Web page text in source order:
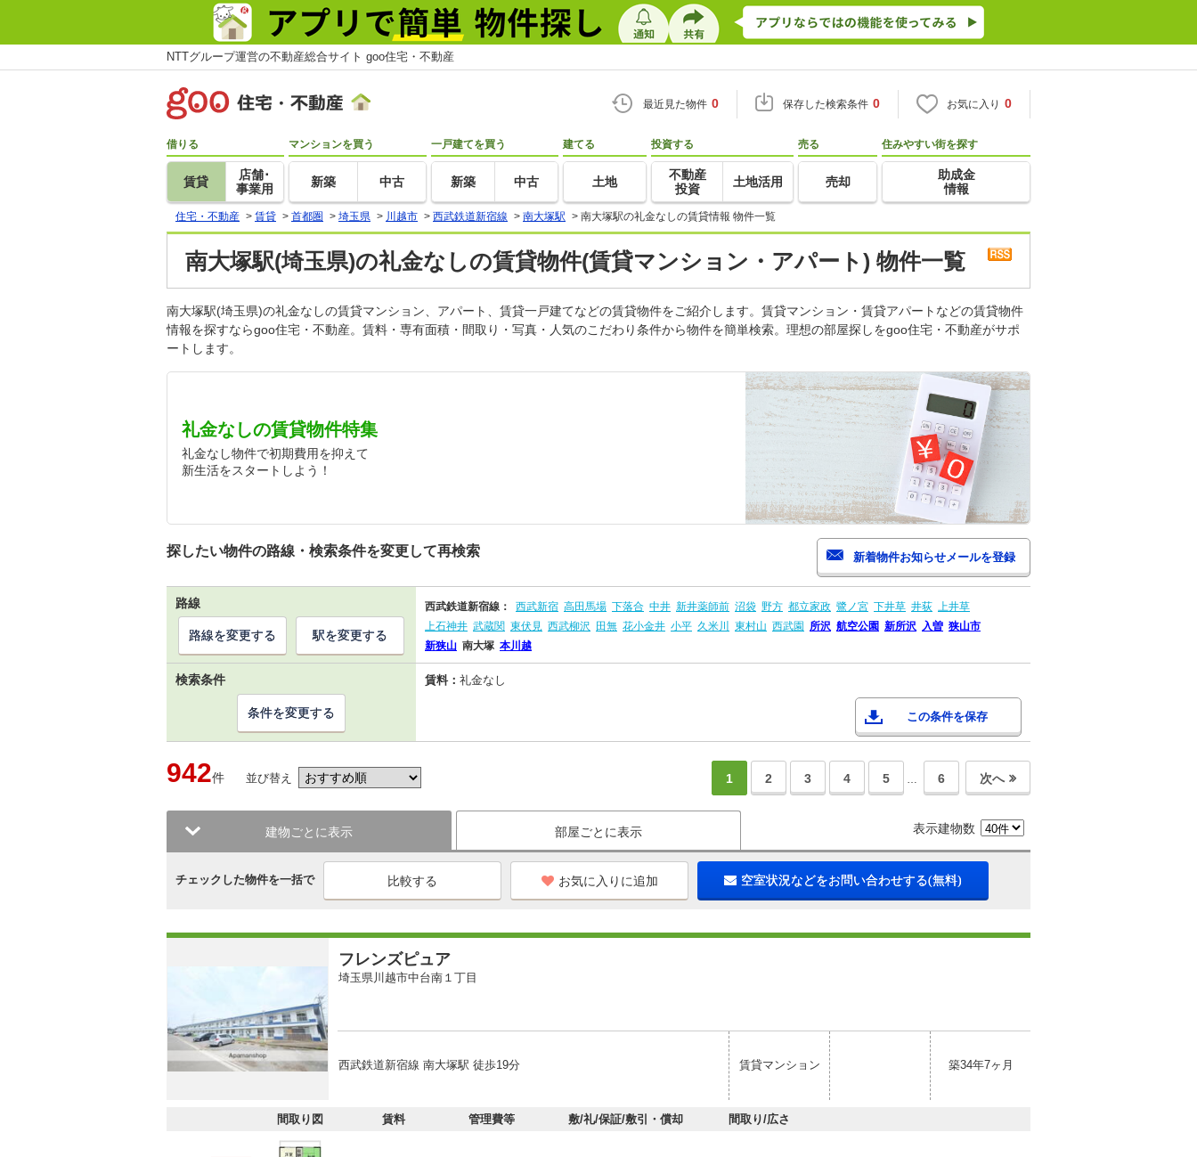
NTTグループ運営の不動産総合サイト goo住宅・不動産
最近見た物件 0 保存した検索条件 0 お気に入り 0
借りる
賃貸
店舗･
事業用
マンションを買う
新築 中古
一戸建てを買う
新築 中古
建てる
土地
投資する
不動産
投資
土地活用
売る
売却
住みやすい街を探す
助成金
情報
住宅・不動産 > 賃貸 > 首都圏 > 埼玉県 > 川越市 > 西武鉄道新宿線 > 南大塚駅 > 南大塚駅の礼金なしの賃貸情報 物件一覧
南大塚駅(埼玉県)の礼金なしの賃貸物件(賃貸マンション・アパート) 物件一覧
南大塚駅(埼玉県)の礼金なしの賃貸マンション、アパート、賃貸一戸建てなどの賃貸物件をご紹介します。賃貸マンション・賃貸アパートなどの賃貸物件
情報を探すならgoo住宅・不動産。賃料・専有面積・間取り・写真・人気のこだわり条件から物件を簡単検索。理想の部屋探しをgoo住宅・不動産がサポ
ートします。
礼金なしの賃貸物件特集
礼金なし物件で初期費用を抑えて
新生活をスタートしよう！
探したい物件の路線・検索条件を変更して再検索
路線 西武鉄道新宿線： 西武新宿 高田馬場 下落合 中井 新井薬師前 沼袋 野方 都立家政 鷺ノ宮 下井草 井荻 上井草
上石神井 武蔵関 東伏見 西武柳沢 田無 花小金井 小平 久米川 東村山 西武園 所沢 航空公園 新所沢 入曽 狭山市
新狭山 南大塚 本川越
路線を変更する 駅を変更する
検索条件 賃料： 礼金なし
この条件を保存
条件を変更する
942件 並び替え 1 2 3 4 5 … 6 次へ
建物ごとに表示 部屋ごとに表示 表示建物数
チェックした物件を一括で お気に入りに追加 空室状況などをお問い合わせする(無料)
フレンズピュア
埼玉県川越市中台南１丁目
西武鉄道新宿線 南大塚駅 徒歩19分 賃貸マンション 築34年7ヶ月
間取り図 賃料 管理費等 敷/礼/保証/敷引・償却 間取り/広さ